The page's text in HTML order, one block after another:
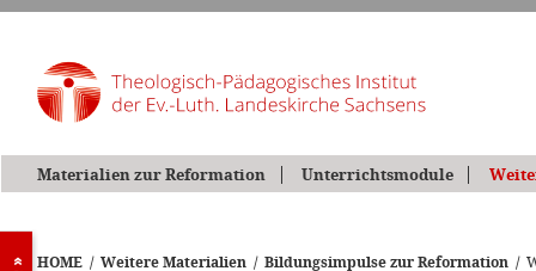
Materialien zur Reformation Unterrichtsmodule
HOME / Weitere Materialien / Bildungsimpulse zur Reformation /